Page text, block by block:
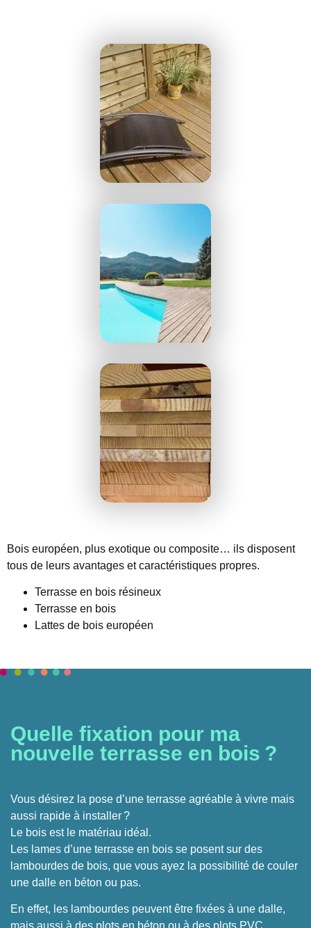
Bois européen, plus exotique ou composite… ils disposent
tous de leurs avantages et caractéristiques propres.
Terrasse en bois résineux
Terrasse en bois
Lattes de bois européen
Quelle fixation pour ma
nouvelle terrasse en bois ?
Vous désirez la pose d’une terrasse agréable à vivre mais
aussi rapide à installer ?
Le bois est le matériau idéal.
Les lames d’une terrasse en bois se posent sur des
lambourdes de bois, que vous ayez la possibilité de couler
une dalle en béton ou pas.
En effet, les lambourdes peuvent être fixées à une dalle,